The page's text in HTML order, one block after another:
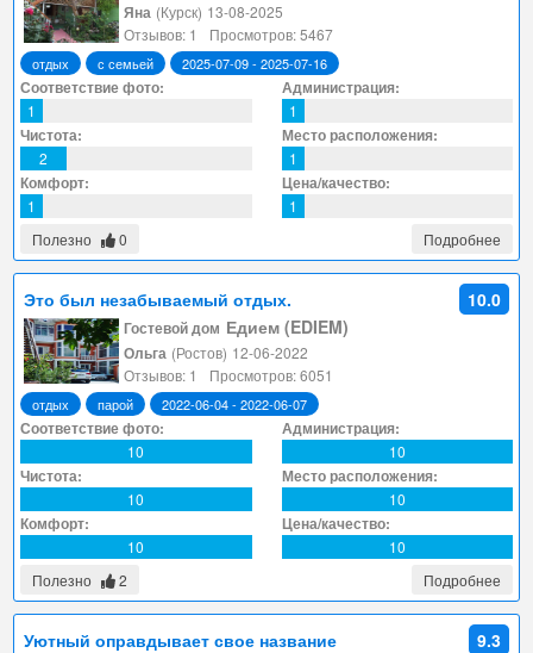
Яна (Курск) 13-08-2025
Отзывов: 1
Просмотров: 5467
отдых с семьей 2025-07-09 - 2025-07-16
Соответствие фото:
1
Администрация:
1
Чистота:
2
Место расположения:
1
Комфорт:
1
Цена/качество:
1
Полезно
0 Подробнее
Это был незабываемый отдых. 10.0
Гостевой дом Едием (EDIEM)
Ольга (Ростов) 12-06-2022
Отзывов: 1
Просмотров: 6051
отдых парой 2022-06-04 - 2022-06-07
Соответствие фото:
10
Администрация:
10
Чистота:
10
Место расположения:
10
Комфорт:
10
Цена/качество:
10
Полезно
2 Подробнее
Уютный оправдывает свое название 9.3